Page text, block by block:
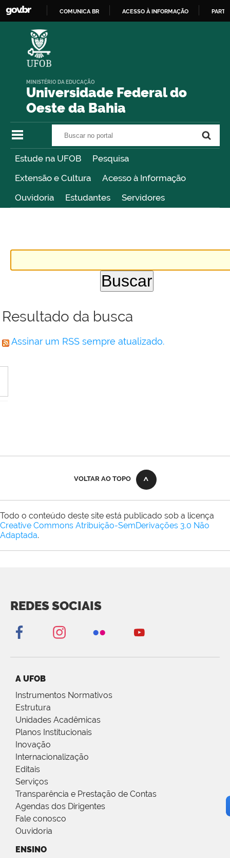
COMUNICA BR ACESSO À INFORMAÇÃO
Universidade Federal do
Oeste da Bahia
MINISTÉRIO DA EDUCAÇÃO
Estude na UFOB
Pesquisa
Extensão e Cultura
Acesso à Informação
Ouvidoria
Estudantes Servidores
Resultado da busca
Assinar um RSS sempre atualizado.
VOLTAR AO TOPO
Todo o conteúdo deste site está publicado sob a licença
Creative Commons Atribuição-SemDerivações 3.0 Não
Adaptada.
REDES SOCIAIS
A UFOB
Instrumentos Normativos
Estrutura
Unidades Acadêmicas
Planos Institucionais
Inovação
Internacionalização
Editais
Serviços
Transparência e Prestação de Contas
Agendas dos Dirigentes
Fale conosco
Ouvidoria
ENSINO